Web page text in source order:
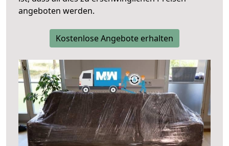
angeboten werden.
Kostenlose Angebote erhalten